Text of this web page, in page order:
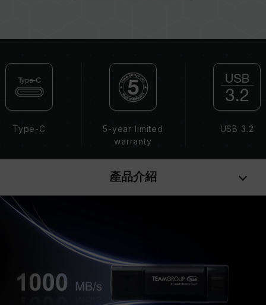
Type-C
5-year limited
warranty
USB 3.2
產品介紹